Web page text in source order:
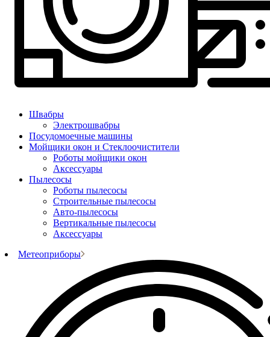
Швабры
Электрошвабры
Посудомоечные машины
Мойщики окон и Стеклоочистители
Роботы мойщики окон
Аксессуары
Пылесосы
Роботы пылесосы
Строительные пылесосы
Авто-пылесосы
Вертикальные пылесосы
Аксессуары
Метеоприборы